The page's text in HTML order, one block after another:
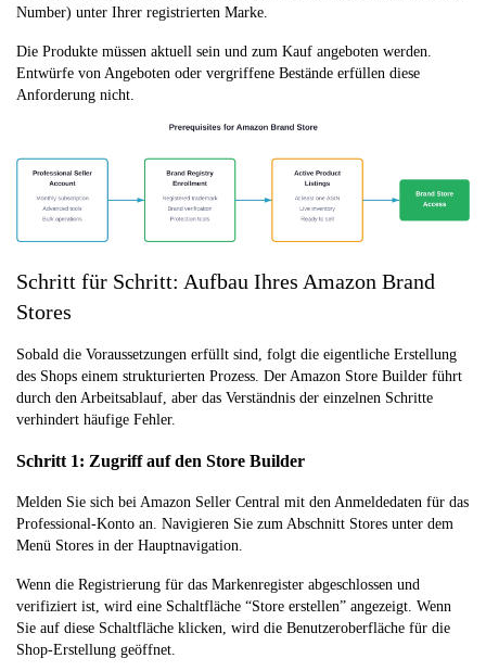
Number) unter Ihrer registrierten Marke.
Die Produkte müssen aktuell sein und zum Kauf angeboten werden.
Entwürfe von Angeboten oder vergriffene Bestände erfüllen diese
Anforderung nicht.
Schritt für Schritt: Aufbau Ihres Amazon Brand
Stores
Sobald die Voraussetzungen erfüllt sind, folgt die eigentliche Erstellung
des Shops einem strukturierten Prozess. Der Amazon Store Builder führt
durch den Arbeitsablauf, aber das Verständnis der einzelnen Schritte
verhindert häufige Fehler.
Schritt 1: Zugriff auf den Store Builder
Melden Sie sich bei Amazon Seller Central mit den Anmeldedaten für das
Professional-Konto an. Navigieren Sie zum Abschnitt Stores unter dem
Menü Stores in der Hauptnavigation.
Wenn die Registrierung für das Markenregister abgeschlossen und
verifiziert ist, wird eine Schaltfläche “Store erstellen” angezeigt. Wenn
Sie auf diese Schaltfläche klicken, wird die Benutzeroberfläche für die
Shop-Erstellung geöffnet.